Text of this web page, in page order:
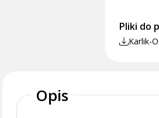
Pliki do
Karlik-
Opis